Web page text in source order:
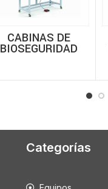
CABINAS DE
BIOSEGURIDAD
Categorías